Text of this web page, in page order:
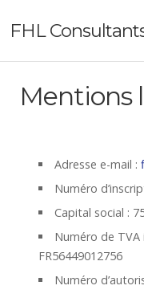
FHL
Mentions
Adresse e-mail :
Numéro
Capital social :
Numéro de
FR56449012756
Numéro